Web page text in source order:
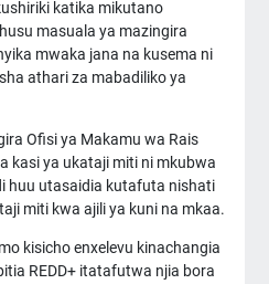
katika mikutano
masuala ya mazingira
mwaka jana na kusema ni
athari za mabadiliko ya
Ofisi ya Makamu wa Rais
kasi ya ukataji miti ni mkubwa
huu utasaidia kutafuta nishati
miti kwa ajili ya kuni na mkaa.
kisicho enxelevu kinachangia
REDD+ itatafutwa njia bora